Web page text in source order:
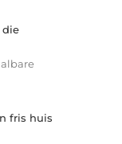
die
fris huis